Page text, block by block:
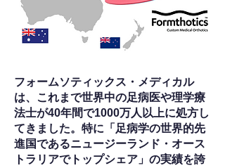
フォームソティックス・メディカル
は、これまで世界中の足病医や理学療
法士が40年間で1000万人以上に処方し
てきました。特に「足病学の世界的先
進国であるニュージーランド・オース
トラリアでトップシェア」の実績を誇